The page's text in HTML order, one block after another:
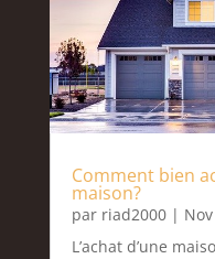
Comment bien
maison?
par riad2000|
L’achat d’une